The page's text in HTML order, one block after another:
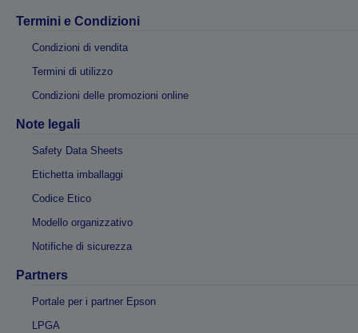
Termini e Condizioni
Condizioni di vendita
Termini di utilizzo
Condizioni delle promozioni online
Note legali
Safety Data Sheets
Etichetta imballaggi
Codice Etico
Modello organizzativo
Notifiche di sicurezza
Partners
Portale per i partner Epson
LPGA